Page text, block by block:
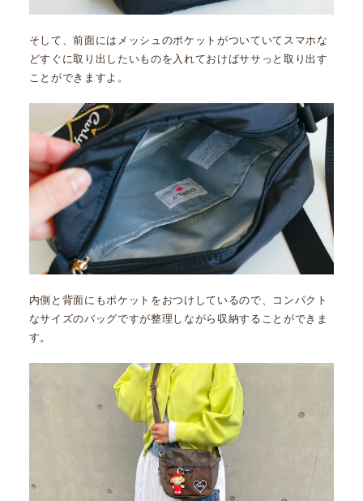
そして、前面にはメッシュのポケットがついていてスマホな
どすぐに取り出したいものを入れておけばササっと取り出す
ことができますよ。
内側と背面にもポケットをおつけしているので、コンパクト
なサイズのバッグですが整理しながら収納することができま
す。